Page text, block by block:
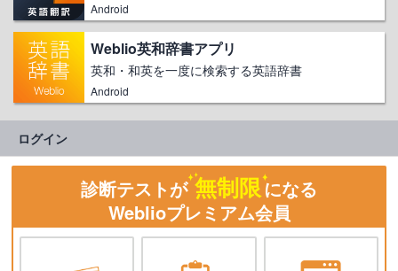
Android
Weblio英和辞書アプリ
英和・和英を一度に検索する英語辞書
Android
ログイン
診断テストが 無制限になる
Weblioプレミアム会員